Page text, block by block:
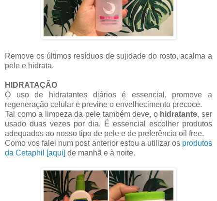
Remove os últimos resíduos de sujidade do rosto, acalma a
pele e hidrata.
HIDRATAÇÃO
O uso de hidratantes diários é essencial, promove a
regeneração celular e previne o envelhecimento precoce.
Tal como a limpeza da pele também deve, o hidratante, ser
usado duas vezes por dia. É essencial escolher produtos
adequados ao nosso tipo de pele e de preferência oil free.
Como vos falei num post anterior estou a utilizar os produtos
da Cetaphil [aqui] de manhã e à noite.